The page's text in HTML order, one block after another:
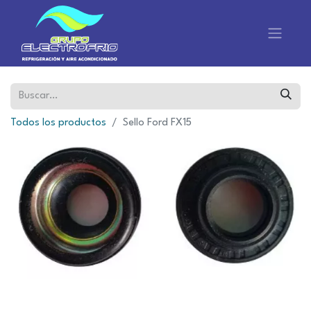
Todos los productos Sello Ford FX15